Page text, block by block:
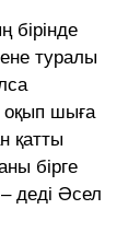
бірінде
туралы
оқып шыға
қатты
бірге
деді Әсел